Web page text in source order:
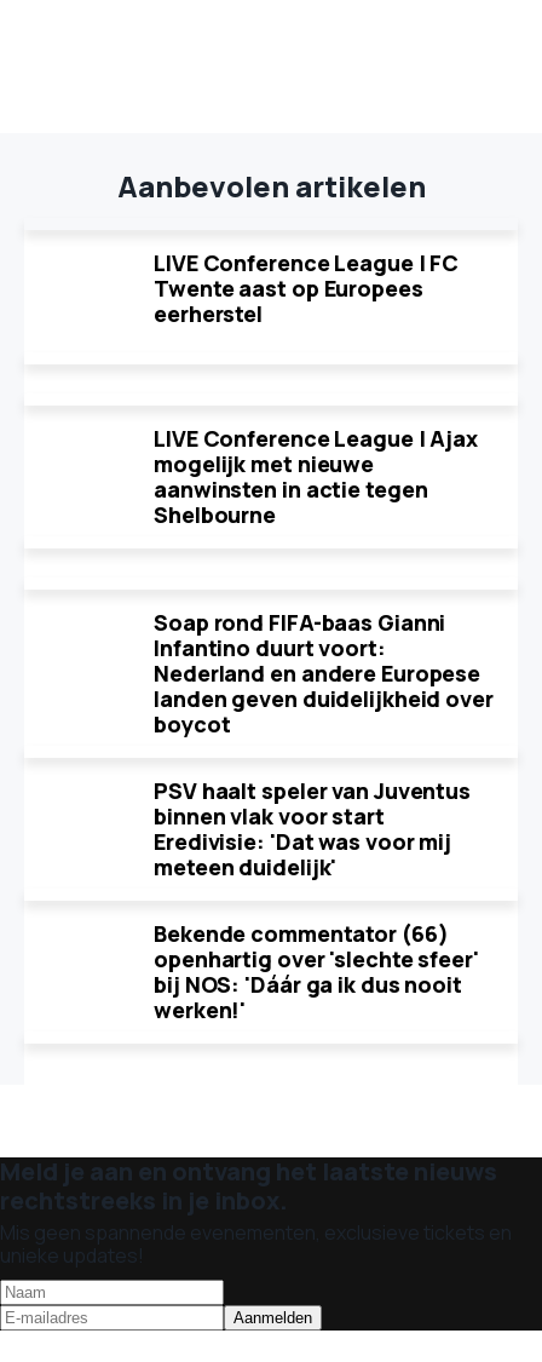
Aanbevolen artikelen
LIVE Conference League | FC
Twente aast op Europees
eerherstel
LIVE Conference League | Ajax
mogelijk met nieuwe
aanwinsten in actie tegen
Shelbourne
Soap rond FIFA-baas Gianni
Infantino duurt voort:
Nederland en andere Europese
landen geven duidelijkheid over
boycot
PSV haalt speler van Juventus
binnen vlak voor start
Eredivisie: 'Dat was voor mij
meteen duidelijk'
Bekende commentator (66)
openhartig over 'slechte sfeer'
bij NOS: 'Dáár ga ik dus nooit
werken!'
Meld je aan en ontvang het laatste nieuws
rechtstreeks in je inbox.
Mis geen spannende evenementen, exclusieve tickets en
unieke updates!